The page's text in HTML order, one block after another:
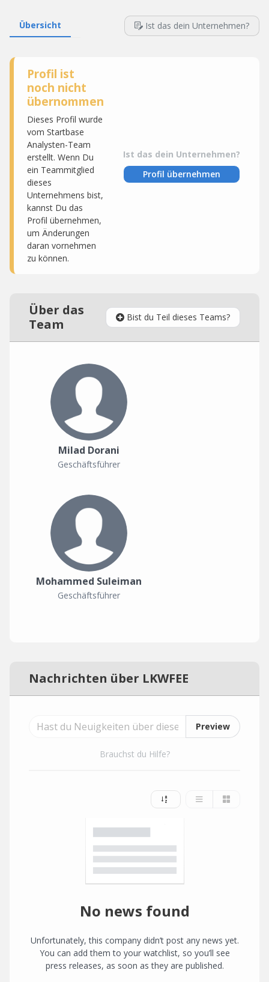
Übersicht Ist das dein Unternehmen?
Profil ist
noch nicht
übernommen
Dieses Profil wurde
vom Startbase
Analysten-Team
erstellt. Wenn Du
ein Teammitglied
dieses
Unternehmens bist,
kannst Du das
Profil übernehmen,
um Änderungen
daran vornehmen
zu können.
Ist das dein Unternehmen?
Profil übernehmen
Über das
Team
Bist du Teil dieses Teams?
Milad Dorani
Geschäftsführer
Mohammed Suleiman
Geschäftsführer
Nachrichten über LKWFEE
Preview
Brauchst du Hilfe?
No news found
Unfortunately, this company didn’t post any news yet.
You can add them to your watchlist, so you’ll see
press releases, as soon as they are published.